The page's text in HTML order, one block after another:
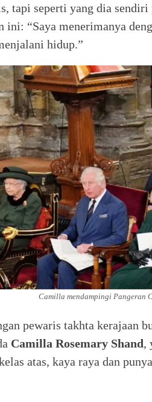
tapi seperti yang dia sendiri
ini: “Saya menerimanya
hidup.”
Camilla mendampingi Pangeran
pewaris takhta kerajaan
Camilla Rosemary Shand,
atas, kaya raya dan